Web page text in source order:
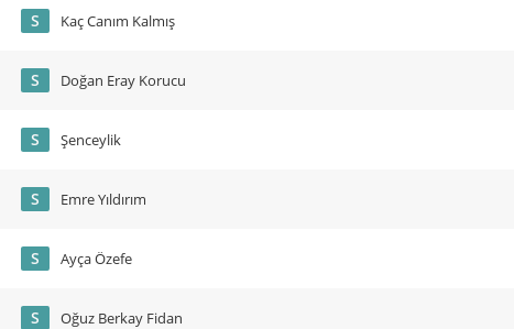
S Kaç Canım Kalmış
S Doğan Eray Korucu
S Şenceylik
S Emre Yıldırım
S Ayça Özefe
S Oğuz Berkay Fidan